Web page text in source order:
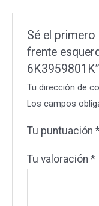
Sé el primero
frente
6K3959801K”
Tu dirección de
Los campos
Tu puntuación
Tu valoración*